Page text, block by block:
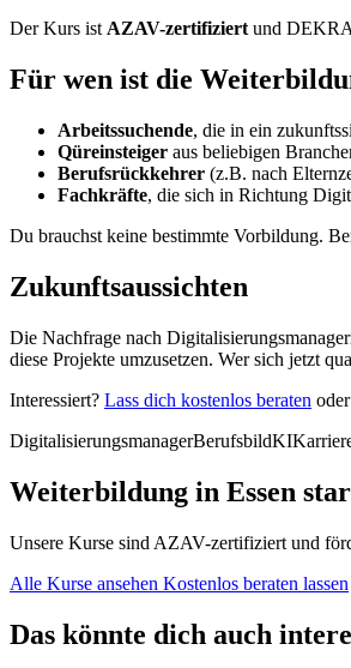
Der Kurs ist AZAV-zertifiziert und
Für wen ist die
Arbeitssuchende, die in ein
Qüreinsteiger aus beliebigen
Berufsrückkehrer (z.B. nach
Fachkräfte, die sich in Richtung
Du brauchst keine bestimmte Vorbildung.
Zukunftsaussichten
Die Nachfrage nach
diese Projekte umzusetzen. Wer sich jetzt
Interessiert? Lass dich kostenlos beraten
DigitalisierungsmanagerBerufsbildKI
Weiterbildung in Essen
Unsere Kurse sind AZAV-zertifiziert und
Alle Kurse ansehen Kostenlos beraten lassen
Das könnte dich auch